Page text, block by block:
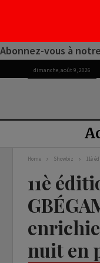
Abonnez-vous à
dimanche, août 9, 2026
Home Showbiz 11è
11è
nuit en